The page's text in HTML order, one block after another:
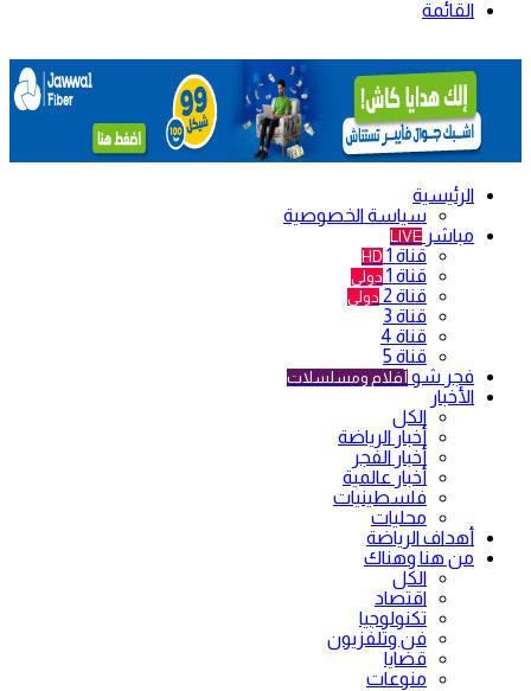
القائمة
الرئيسية
سياسة الخصوصية
مباشر LIVE
قناة 1 HD
قناة 1 دولي
قناة 2 دولي
قناة 3
قناة 4
قناة 5
فجر شو أفلام ومسلسلات
الأخبار
الكل
أخبار الرياضة
أخبار الفجر
أخبار عالمية
فلسطينيات
محليات
أهداف الرياضة
من هنا وهناك
الكل
اقتصاد
تكنولوجيا
فن وتلفزيون
قضايا
منوعات